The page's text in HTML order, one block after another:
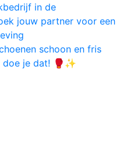
in de
jouw partner voor een
schoon en fris
doe je dat! 🥊✨